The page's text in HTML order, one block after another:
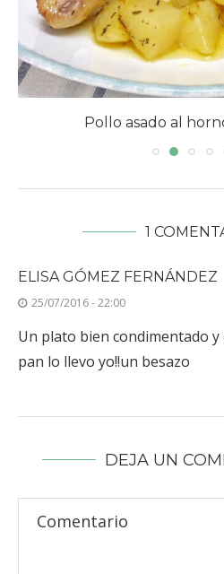
Pollo asado al
1
ELISA GÓMEZ FERNÁNDEZ
25/07/2016 - 22:00
Un plato bien condimentado y
pan lo llevo yo!!un besazo
DEJA UN